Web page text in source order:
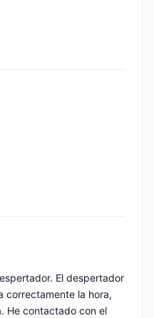
El despertador
correctamente la hora,
He contactado con el